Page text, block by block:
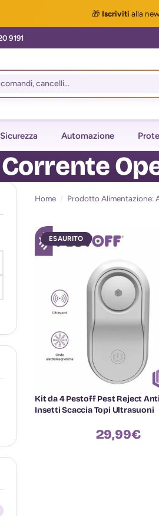
🎁 Iscriviti alla
Sicurezza Automazione
Corrente
Home / Prodotto Alimentazione:
ESAURITO
Kit da 4 Pestoff Pest Reject
Insetti Scaccia Topi Ultrasuoni
29,99€